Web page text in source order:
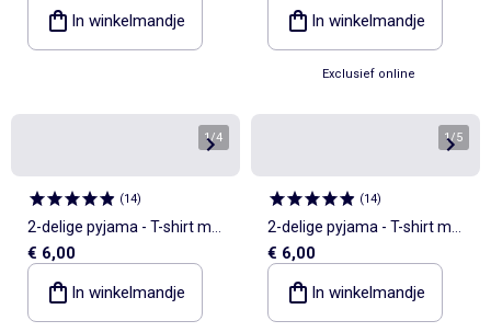
In winkelmandje
In winkelmandje
Exclusief online
1/4
(14)
2-delige pyjama - T-shirt met
lange mouwen + broek
€ 6,00
In winkelmandje
1/5
(14)
2-delige pyjama - T-shirt met
lange mouwen + broek
€ 6,00
In winkelmandje